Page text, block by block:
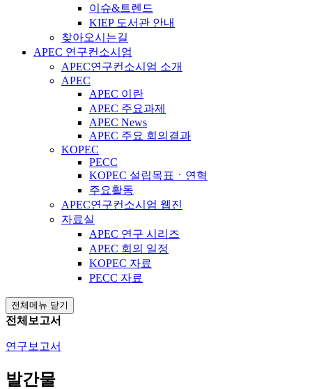
이슈&트렌드
KIEP 도서관 안내
찾아오시는길
APEC 연구컨소시엄
APEC연구컨소시엄 소개
APEC
APEC 이란
APEC 주요과제
APEC News
APEC 주요 회의결과
KOPEC
PECC
KOPEC 설립목표ㆍ연혁
주요활동
APEC연구컨소시엄 웹진
자료실
APEC 연구 시리즈
APEC 회의 일정
KOPEC 자료
PECC 자료
전체메뉴 닫기
전체보고서
연구보고서
발간물